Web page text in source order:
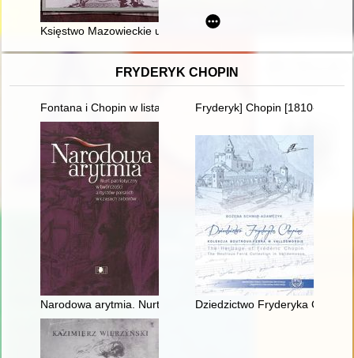
Księstwo Mazowieckie u progu inkorporacji : charakterystyka
FRYDERYK CHOPIN
Fontana i Chopin w listach Fryderyk] Chopin [1810-1849]
Narodowa arytmia. Nurt patriotyczny w twórczości artystów
Dziedzictwo Fryderyka